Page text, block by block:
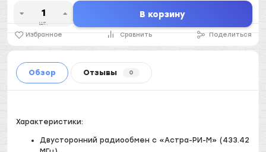
шт.
В корзину
Избранное Сравнить Поделиться
Обзор Отзывы 0
Характеристики:
Двусторонний радиообмен с «Астра-РИ-М» (433.42